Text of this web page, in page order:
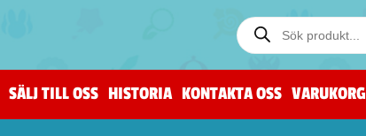
SÄLJ TILL OSS HISTORIA KONTAKTA OSS VARUKORG